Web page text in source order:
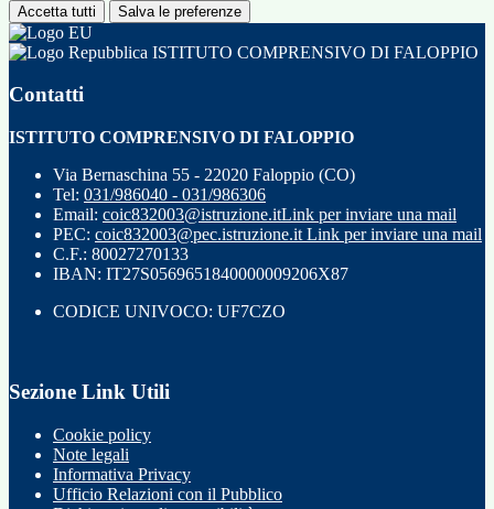
Accetta tutti Salva le preferenze
ISTITUTO COMPRENSIVO DI FALOPPIO
Contatti
ISTITUTO COMPRENSIVO DI FALOPPIO
Via Bernaschina 55 - 22020 Faloppio (CO)
Tel: 031/986040 - 031/986306
Email: coic832003@istruzione.itLink per inviare una mail
PEC: coic832003@pec.istruzione.it Link per inviare una mail
C.F.: 80027270133
IBAN: IT27S0569651840000009206X87
CODICE UNIVOCO: UF7CZO
Sezione Link Utili
Cookie policy
Note legali
Informativa Privacy
Ufficio Relazioni con il Pubblico